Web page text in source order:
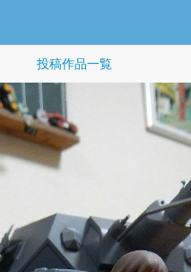
投稿作品一覧